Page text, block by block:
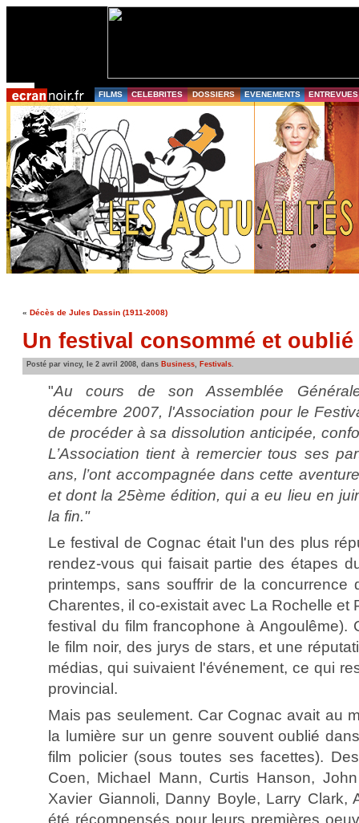
FILMS CELEBRITES DOSSIERS EVENEMENTS ENTREVUES
« Décès de Jules Dassin (1911-2008)
Un festival consommé et oublié
Posté par vincy, le 2 avril 2008, dans Business, Festivals.
"Au cours de son Assemblée
décembre 2007, l'Association pour le
de procéder à sa dissolution anticipée,
L’Association tient à remercier tous ses
ans, l’ont accompagnée dans cette
et dont la 25ème édition, qui a eu lieu en
la fin."
Le festival de Cognac était l'un des plus
rendez-vous qui faisait partie des étapes
printemps, sans souffrir de la concurrence
Charentes, il co-existait avec La Rochelle et
festival du film francophone à Angoulême).
le film noir, des jurys de stars, et une
médias, qui suivaient l'événement, ce qui
provincial.
Mais pas seulement. Car Cognac avait au
la lumière sur un genre souvent oublié
film policier (sous toutes ses facettes).
Coen, Michael Mann, Curtis Hanson,
Xavier Giannoli, Danny Boyle, Larry Clark,
été récompensés pour leurs premières